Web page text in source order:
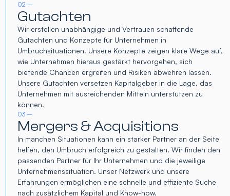
02 –
Gutachten
Wir erstellen unabhängige und Vertrauen schaffende
Gutachten und Konzepte für Unternehmen in
Umbruchsituationen. Unsere Konzepte zeigen klare Wege auf,
wie Unternehmen hieraus gestärkt hervorgehen, sich
bietende Chancen ergreifen und Risiken abwehren lassen.
Unsere Gutachten versetzen Kapitalgeber in die Lage, das
Unternehmen mit ausreichenden Mitteln unterstützen zu
können.
03 –
Mergers & Acquisitions
In manchen Situationen kann ein starker Partner an der Seite
helfen, den Umbruch erfolgreich zu gestalten. Wir finden den
passenden Partner für Ihr Unternehmen und die jeweilige
Unternehmenssituation. Unser Netzwerk und unsere
Erfahrungen ermöglichen eine schnelle und effiziente Suche
nach zusätzlichem Kapital und Know-how.